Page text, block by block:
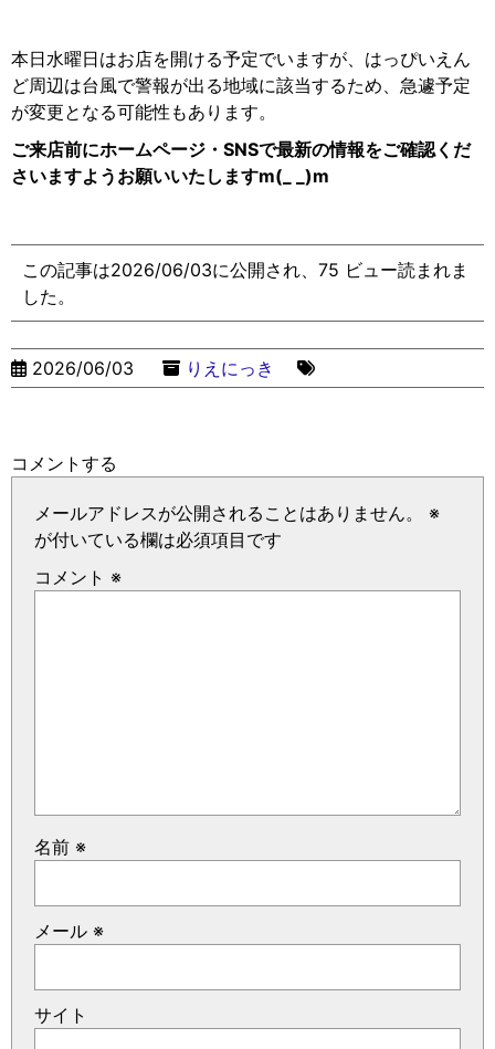
本日水曜日はお店を開ける予定でいますが、はっぴいえん
ど周辺は台風で警報が出る地域に該当するため、急遽予定
が変更となる可能性もあります。
ご来店前にホームページ・SNSで最新の情報をご確認くだ
さいますようお願いいたしますm(_ _)m
この記事は2026/06/03に公開され、75 ビュー読まれま
した。
2026/06/03 りえにっき
コメントする
メールアドレスが公開されることはありません。
※
が付いている欄は必須項目です
コメント ※
名前 ※
メール ※
サイト